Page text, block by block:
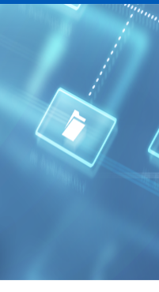
网络
CYBER